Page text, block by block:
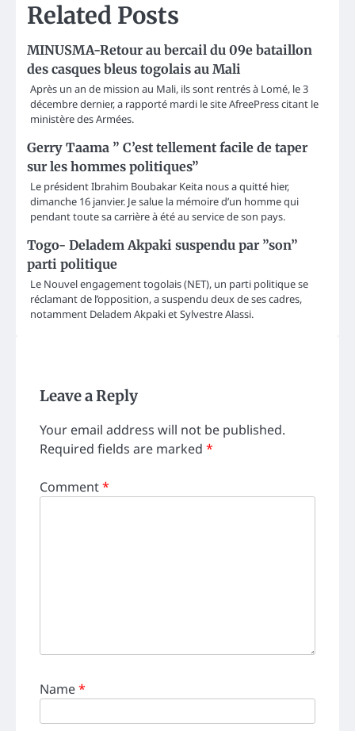
Related Posts
MINUSMA-Retour au bercail du 09e bataillon
des casques bleus togolais au Mali
Après un an de mission au Mali, ils sont rentrés à Lomé, le 3
décembre dernier, a rapporté mardi le site AfreePress citant le
ministère des Armées.
Gerry Taama ” C’est tellement facile de taper
sur les hommes politiques”
Le président Ibrahim Boubakar Keita nous a quitté hier,
dimanche 16 janvier. Je salue la mémoire d’un homme qui
pendant toute sa carrière à été au service de son pays.
Togo- Deladem Akpaki suspendu par ”son”
parti politique
Le Nouvel engagement togolais (NET), un parti politique se
réclamant de l’opposition, a suspendu deux de ses cadres,
notamment Deladem Akpaki et Sylvestre Alassi.
Leave a Reply
Your email address will not be published.
Required fields are marked *
Comment*
Name*